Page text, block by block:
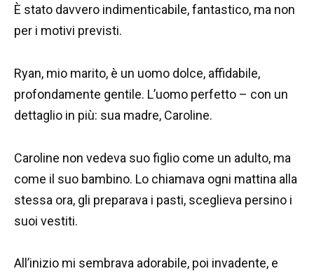
È stato davvero indimenticabile, fantastico, ma non
per i motivi previsti.
Ryan, mio marito, è un uomo dolce, affidabile,
profondamente gentile. L’uomo perfetto – con un
dettaglio in più: sua madre, Caroline.
Caroline non vedeva suo figlio come un adulto, ma
come il suo bambino. Lo chiamava ogni mattina alla
stessa ora, gli preparava i pasti, sceglieva persino i
suoi vestiti.
All’inizio mi sembrava adorabile, poi invadente, e